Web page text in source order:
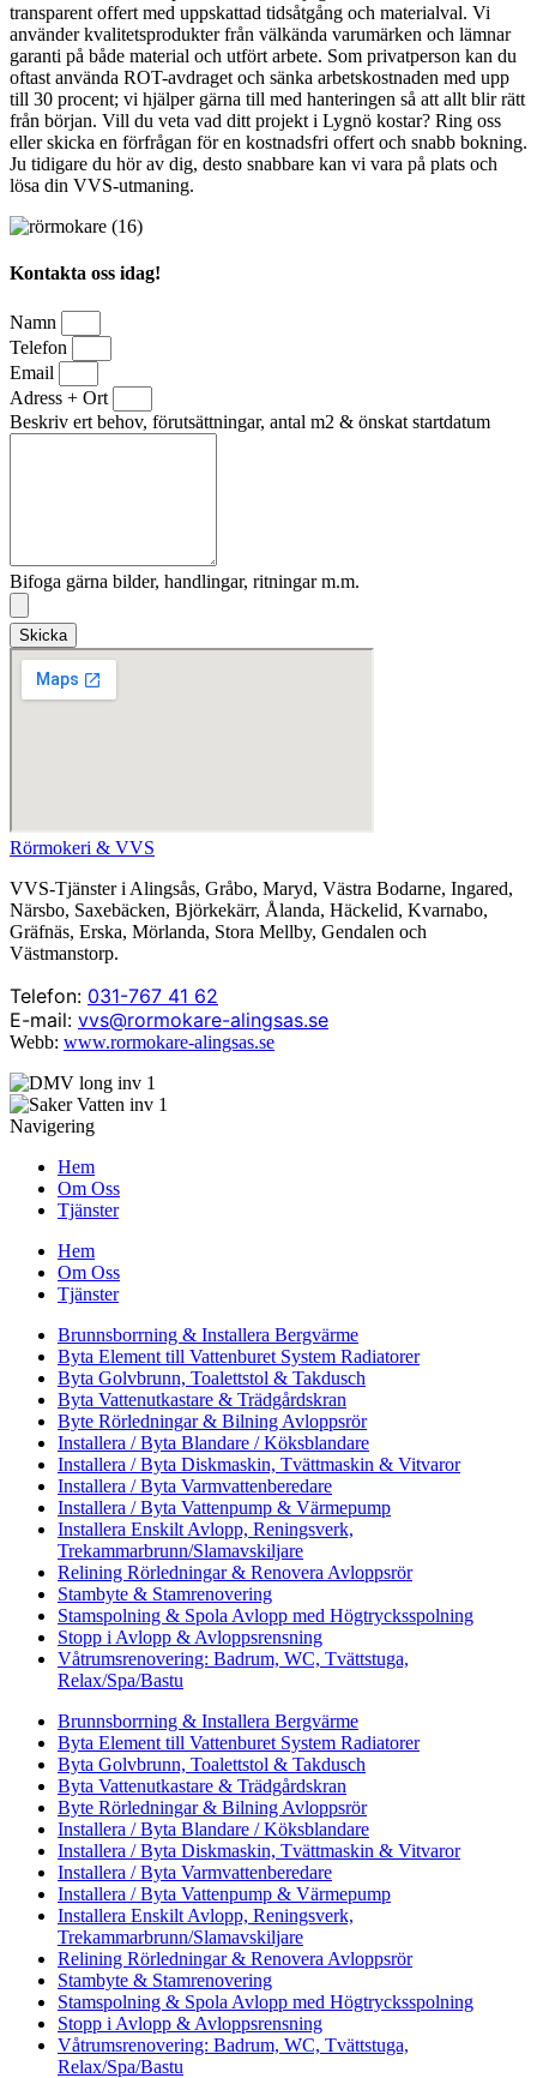
transparent offert med uppskattad tidsåtgång och materialval. Vi
använder kvalitetsprodukter från välkända varumärken och lämnar
garanti på både material och utfört arbete. Som privatperson kan du
oftast använda ROT-avdraget och sänka arbetskostnaden med upp
till 30 procent; vi hjälper gärna till med hanteringen så att allt blir rätt
från början. Vill du veta vad ditt projekt i Lygnö kostar? Ring oss
eller skicka en förfrågan för en kostnadsfri offert och snabb bokning.
Ju tidigare du hör av dig, desto snabbare kan vi vara på plats och
lösa din VVS-utmaning.
Kontakta oss idag!
Namn
Telefon
Email
Adress + Ort
Beskriv ert behov, förutsättningar, antal m2 & önskat startdatum
Bifoga gärna bilder, handlingar, ritningar m.m.
Skicka
Rörmokeri & VVS
VVS-Tjänster i Alingsås, Gråbo, Maryd, Västra Bodarne, Ingared,
Närsbo, Saxebäcken, Björkekärr, Ålanda, Häckelid, Kvarnabo,
Gräfnäs, Erska, Mörlanda, Stora Mellby, Gendalen och
Västmanstorp.
Telefon: 031-767 41 62
E-mail: vvs@rormokare-alingsas.se
Webb: www.rormokare-alingsas.se
Navigering
Hem
Om Oss
Tjänster
Hem
Om Oss
Tjänster
Brunnsborrning & Installera Bergvärme
Byta Element till Vattenburet System Radiatorer
Byta Golvbrunn, Toalettstol & Takdusch
Byta Vattenutkastare & Trädgårdskran
Byte Rörledningar & Bilning Avloppsrör
Installera / Byta Blandare / Köksblandare
Installera / Byta Diskmaskin, Tvättmaskin & Vitvaror
Installera / Byta Varmvattenberedare
Installera / Byta Vattenpump & Värmepump
Installera Enskilt Avlopp, Reningsverk,
Trekammarbrunn/Slamavskiljare
Relining Rörledningar & Renovera Avloppsrör
Stambyte & Stamrenovering
Stamspolning & Spola Avlopp med Högtrycksspolning
Stopp i Avlopp & Avloppsrensning
Våtrumsrenovering: Badrum, WC, Tvättstuga,
Relax/Spa/Bastu
Brunnsborrning & Installera Bergvärme
Byta Element till Vattenburet System Radiatorer
Byta Golvbrunn, Toalettstol & Takdusch
Byta Vattenutkastare & Trädgårdskran
Byte Rörledningar & Bilning Avloppsrör
Installera / Byta Blandare / Köksblandare
Installera / Byta Diskmaskin, Tvättmaskin & Vitvaror
Installera / Byta Varmvattenberedare
Installera / Byta Vattenpump & Värmepump
Installera Enskilt Avlopp, Reningsverk,
Trekammarbrunn/Slamavskiljare
Relining Rörledningar & Renovera Avloppsrör
Stambyte & Stamrenovering
Stamspolning & Spola Avlopp med Högtrycksspolning
Stopp i Avlopp & Avloppsrensning
Våtrumsrenovering: Badrum, WC, Tvättstuga,
Relax/Spa/Bastu